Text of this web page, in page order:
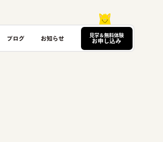
ブログ お知らせ 見学＆無料体験
お申し込み